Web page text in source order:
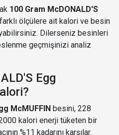
100 Gram McDONALD'S
ölçülere ait kalori ve besin
Dilerseniz besinleri
geçmişinizi analiz
Egg
McMUFFIN besini, 228
kalori enerji tüketen bir
%11 kadarını karşılar.